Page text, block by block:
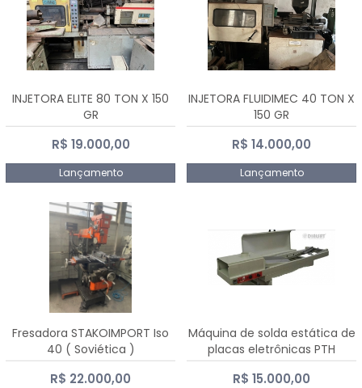
INJETORA ELITE 80 TON X 150
GR
R$ 19.000,00
Lançamento
INJETORA FLUIDIMEC 40 TON X
150 GR
R$ 14.000,00
Lançamento
Fresadora STAKOIMPORT Iso
40 ( Soviética )
R$ 22.000,00
Máquina de solda estática de
placas eletrônicas PTH
DIALSAT
R$ 15.000,00